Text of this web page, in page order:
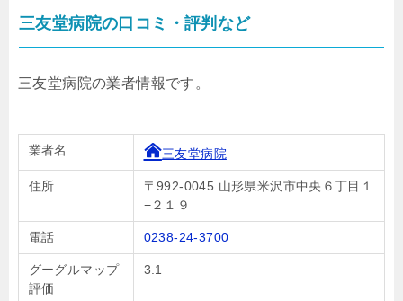
三友堂病院の口コミ・評判など
三友堂病院の業者情報です。
業者名 三友堂病院
住所
〒992-0045 山形県米沢市中央６丁目１
−２１９
電話 0238-24-3700
グーグルマップ
評価
3.1